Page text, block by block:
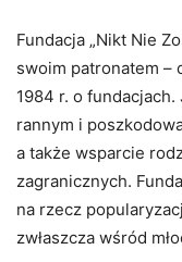
Fundacja „Nikt Nie
swoim patronatem –
1984 r. o
rannym i
a także wsparcie
zagranicznych.
na rzecz
zwłaszcza wśród